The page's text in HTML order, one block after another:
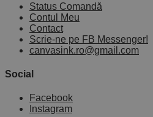
Status Comandă
Contul Meu
Contact
Scrie-ne pe FB Messenger!
canvasink.ro@gmail.com
Social
Facebook
Instagram